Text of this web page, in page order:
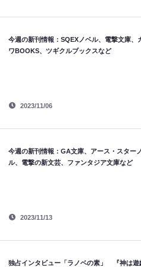
今週の新刊情報：SQEXノベル、電撃文庫、
ワBOOKS、ツギクルブックスなど
2023/11/06
今週の新刊情報：GA文庫、アース・スター
ル、電撃の新文芸、ファンタジア文庫など
2023/11/13
独占インタビュー「ラノベの素」 『神は遊